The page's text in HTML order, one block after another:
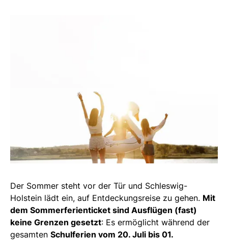
Der Sommer steht vor der Tür und Schleswig-
Holstein lädt ein, auf Entdeckungsreise zu gehen. Mit
dem Sommerferienticket sind Ausflügen (fast)
keine Grenzen gesetzt: Es ermöglicht während der
gesamten Schulferien vom 20. Juli bis 01.